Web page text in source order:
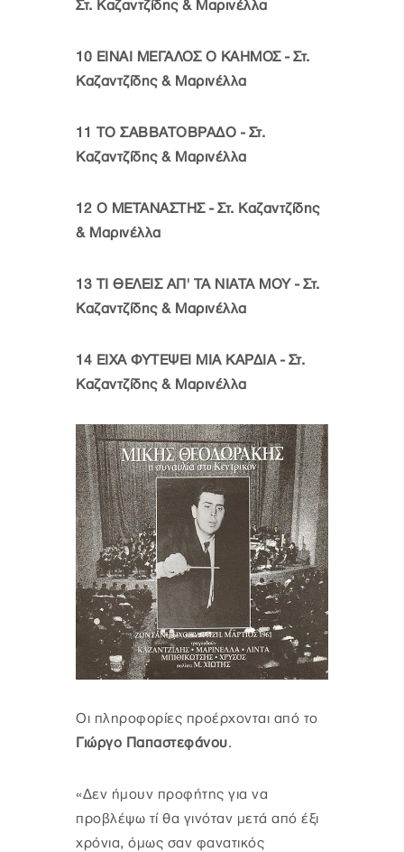
Στ. Καζαντζίδης & Μαρινέλλα
10 ΕΙΝΑΙ ΜΕΓΑΛΟΣ Ο ΚΑΗΜΟΣ - Στ.
Καζαντζίδης & Μαρινέλλα
11 ΤΟ ΣΑΒΒΑΤΟΒΡΑΔΟ - Στ.
Καζαντζίδης & Μαρινέλλα
12 Ο ΜΕΤΑΝΑΣΤΗΣ - Στ. Καζαντζίδης
& Μαρινέλλα
13 ΤΙ ΘΕΛΕΙΣ ΑΠ' ΤΑ ΝΙΑΤΑ ΜΟΥ - Στ.
Καζαντζίδης & Μαρινέλλα
14 ΕΙΧΑ ΦΥΤΕΨΕΙ ΜΙΑ ΚΑΡΔΙΑ - Στ.
Καζαντζίδης & Μαρινέλλα
Οι πληροφορίες προέρχονται από το
Γιώργο Παπαστεφάνου.
«Δεν ήμουν προφήτης για να
προβλέψω τί θα γινόταν μετά από έξι
χρόνια, όμως σαν φανατικός